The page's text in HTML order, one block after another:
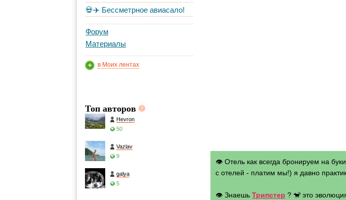
💀✈️ Бессметрное авиасало!
Форум
Материалы
в Моих лентах
Топ авторов
Hevron
50
Vazlav
9
galya
5
👁 Отель как всегда бронируем на
с отелей - платим мы!) я давно
👁 Знаешь Трипстер ? 🐒 это